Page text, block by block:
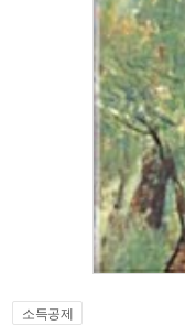
소득공제